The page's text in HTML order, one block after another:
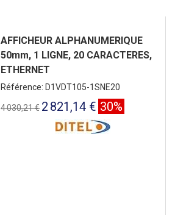
AFFICHEUR ALPHANUMERIQUE
50mm, 1 LIGNE, 20 CARACTERES,
ETHERNET
Référence: D1VDT105-1SNE20
4 030,21 € 2 821,14 € 30%